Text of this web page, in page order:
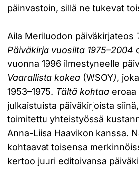
päinvastoin, sillä ne tukevat
Aila Meriluodon päiväkirjateos
Päiväkirja vuosilta 1975–2004
vuonna 1996 ilmestyneelle
Vaarallista kokea (WSOY),
1953–1975. Tältä kohtaa eroaa
julkaistuista päiväkirjoista
toimitettu yhteistyössä
Anna-Liisa Haavikon kanssa.
kohtaavat toisensa
kertoo juuri editoivansa